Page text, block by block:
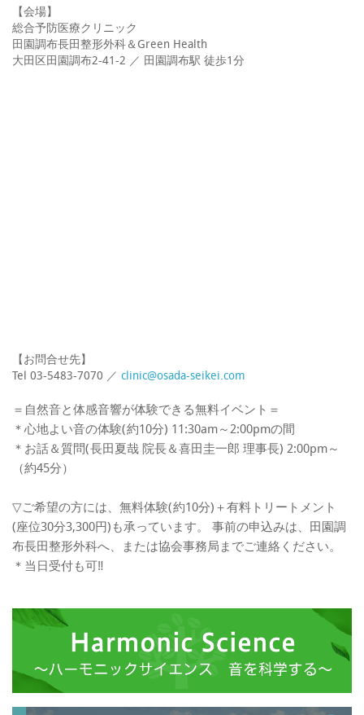
【会場】
総合予防医療クリニック
田園調布長田整形外科＆Green Health
大田区田園調布2-41-2 ／ 田園調布駅 徒歩1分
【お問合せ先】
Tel 03-5483-7070 ／ clinic@osada-seikei.com
＝自然音と体感音響が体験できる無料イベント＝
＊心地よい音の体験(約10分) 11:30am～2:00pmの間
＊お話＆質問(長田夏哉 院長＆喜田圭一郎 理事長) 2:00pm～
（約45分）
▽ご希望の方には、無料体験(約10分)＋有料トリートメント
(座位30分3,300円)も承っています。 事前の申込みは、田園調
布長田整形外科へ、または協会事務局までご連絡ください。
＊当日受付も可‼